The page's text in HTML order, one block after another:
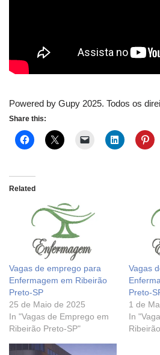
Powered by Gupy 2025. Todos os
Share this:
Related
Vagas de emprego para
Enfermagem em Ribeirão
Preto-SP
25 de Maio de 2025
In "Vagas de Emprego em
Ribeirão Preto-SP"
Vagas
Preto-
1 de
In